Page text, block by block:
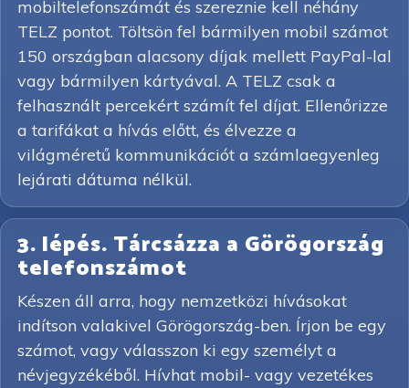
mobiltelefonszámát és szereznie kell néhány
TELZ pontot. Töltsön fel bármilyen mobil számot
150 országban alacsony díjak mellett PayPal-lal
vagy bármilyen kártyával. A TELZ csak a
felhasznált percekért számít fel díjat. Ellenőrizze
a tarifákat a hívás előtt, és élvezze a
világméretű kommunikációt a számlaegyenleg
lejárati dátuma nélkül.
3. lépés. Tárcsázza a Görögország
telefonszámot
Készen áll arra, hogy nemzetközi hívásokat
indítson valakivel Görögország-ben. Írjon be egy
számot, vagy válasszon ki egy személyt a
névjegyzékéből. Hívhat mobil- vagy vezetékes